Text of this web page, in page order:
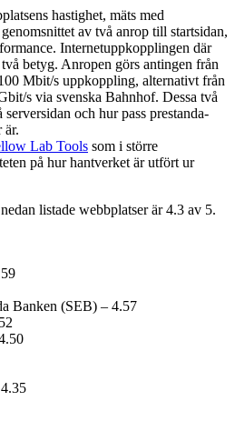
hastighet, mäts med
av två anrop till startsidan,
Internet­uppkopplingen där
betyg. Anropen görs antingen från
Mbit/s uppkoppling, alternativt från
s via svenska Bahnhof. Dessa två
serversidan och hur pass prestanda­
är.
Lab Tools som i större
på hur hantverket är utfört ur
listade webbplatser är 4.3 av 5.
Banken (SEB) – 4.57